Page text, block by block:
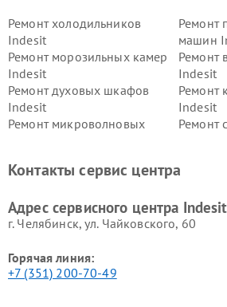
Ремонт холодильников
Indesit
Ремонт
машин
Ремонт морозильных камер
Indesit
Ремонт
Indesit
Ремонт духовых шкафов
Indesit
Ремонт
Indesit
Ремонт микроволновых
Ремонт
Indesit
Indesit
Контакты сервис центра
Адрес сервисного центра
г. Челябинск, ул. Чайковского, 60
Горячая линия:
+7 (351) 200-70-49